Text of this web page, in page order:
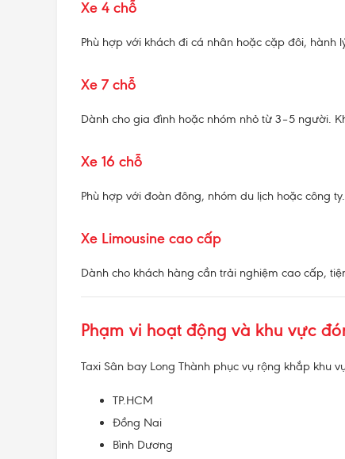
Xe 4 chỗ
Phù hợp với khách đi cá nhân hoặc cặp đôi,
Xe 7 chỗ
Dành cho gia đình hoặc nhóm nhỏ từ 3–5 người.
Xe 16 chỗ
Phù hợp với đoàn đông, nhóm du lịch hoặc công
Xe Limousine cao cấp
Dành cho khách hàng cần trải nghiệm cao cấp,
Phạm vi hoạt động và khu vực
Taxi Sân bay Long Thành phục vụ rộng khắp khu
TP.HCM
Đồng Nai
Bình Dương